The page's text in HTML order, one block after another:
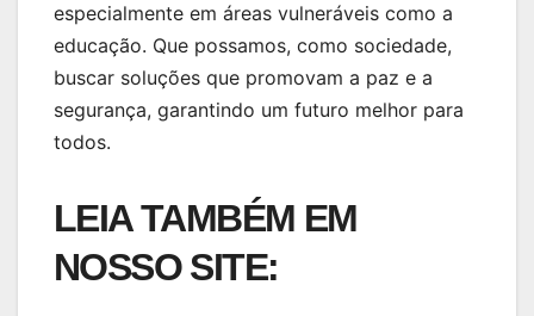
especialmente em áreas vulneráveis como a
educação. Que possamos, como sociedade,
buscar soluções que promovam a paz e a
segurança, garantindo um futuro melhor para
todos.
LEIA TAMBÉM EM
NOSSO SITE: